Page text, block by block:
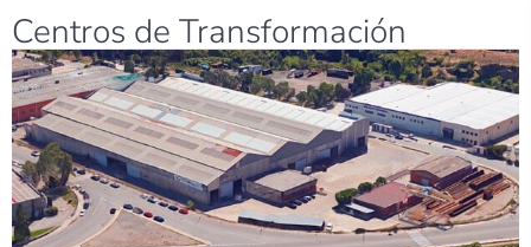
Centros de Transformación